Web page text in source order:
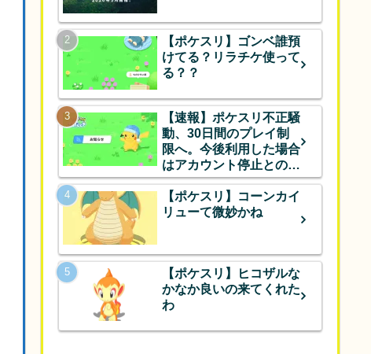
【ポケスリ】ゴンベ誰預
けてる？リラチケ使って
る？？
【速報】ポケスリ不正騒
動、30日間のプレイ制
限へ。今後利用した場合
はアカウント停止とのこ
と
【ポケスリ】コーンカイ
リューて微妙かね
【ポケスリ】ヒコザルな
かなか良いの来てくれた
わ